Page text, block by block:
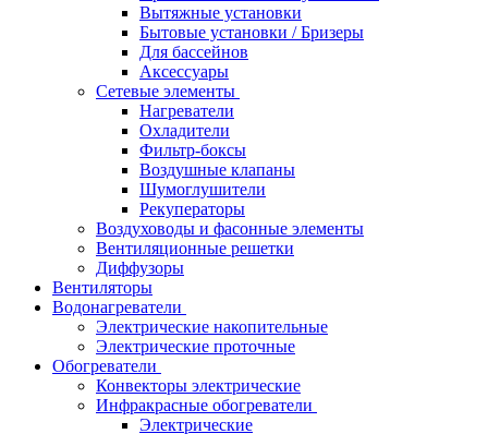
Вытяжные установки
Бытовые установки / Бризеры
Для бассейнов
Аксессуары
Сетевые элементы
Нагреватели
Охладители
Фильтр-боксы
Воздушные клапаны
Шумоглушители
Рекуператоры
Воздуховоды и фасонные элементы
Вентиляционные решетки
Диффузоры
Вентиляторы
Водонагреватели
Электрические накопительные
Электрические проточные
Обогреватели
Конвекторы электрические
Инфракрасные обогреватели
Электрические